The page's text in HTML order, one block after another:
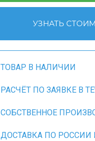
УЗНАТЬ
ТОВАР В НАЛИЧИИ
РАСЧЁТ ПО ЗАЯВКЕ В
СОБСТВЕННОЕ
ДОСТАВКА ПО РОССИИ